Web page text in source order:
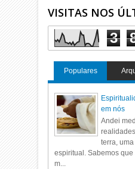
VISITAS NOS
3
Populares
em nós
Andei
terra,
espiritual. Sabemos
m...